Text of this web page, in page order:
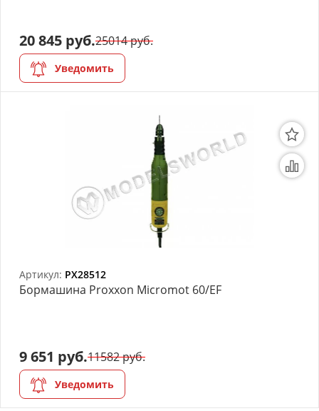
20 845 руб.25014 руб.
Уведомить
Артикул: PX28512
Бормашина Proxxon Micromot 60/EF
9 651 руб.11582 руб.
Уведомить